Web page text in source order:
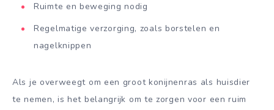
Ruimte en beweging nodig
Regelmatige verzorging, zoals borstelen en
nagelknippen
Als je overweegt om een groot konijnenras als huisdier
te nemen, is het belangrijk om te zorgen voor een ruim